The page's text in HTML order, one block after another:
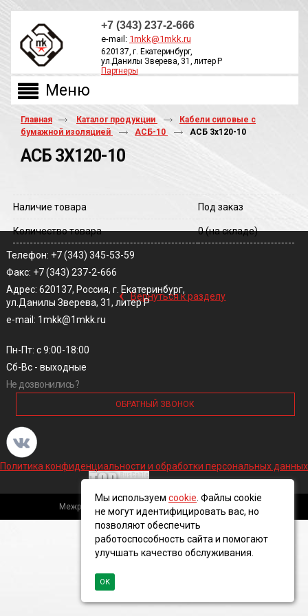
+7 (343) 237-2-666
e-mail: 1mkk@1mkk.ru
620137, г. Екатеринбург,
ул.Данилы Зверева, 31, литер Р
Партнеры
Главная Каталог продукции
Кабели силовые с
бумажной изоляцией
АСБ-10 АСБ 3х120-10
АСБ 3Х120-10
Наличие товара Под заказ
Количество товара 0(на складе)
‹ Вернуться к разделу
Телефон: +7 (343) 345-53-59
Факс: +7 (343) 237-2-666
Адрес: 620137, Россия, г. Екатеринбург,
ул.Данилы Зверева, 31, литер Р
e-mail: 1mkk@1mkk.ru
Пн-Пт: с 9:00-18:00
Сб-Вс - выходные
Не дозвонились?
ОБРАТНЫЙ ЗВОНОК
Политика конфиденциальности и обработки персональных данных
Межрегиональная кабельная компания, 2016 ©
Мы используем cookie . Файлы cookie
не могут идентифицировать вас, но
позволяют обеспечить
работоспособность сайта и помогают
улучшать качество обслуживания.
ОК